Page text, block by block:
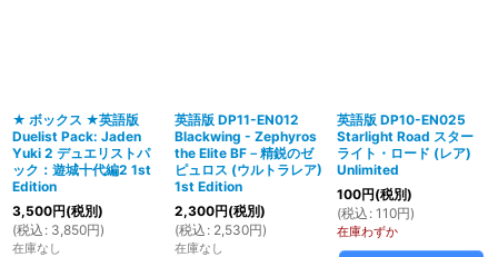
★ ボックス ★英語版
Duelist Pack: Jaden
Yuki 2 デュエリストパ
ック：遊城十代編2 1st
Edition
3,500円(税別)
(税込 : 3,850円)
在庫なし
英語版 DP11-EN012
Blackwing - Zephyros
the Elite BF－精鋭のゼ
ピュロス (ウルトラレア)
1st Edition
2,300円(税別)
(税込 : 2,530円)
在庫なし
英語版 DP10-EN025
Starlight Road スター
ライト・ロード (レア)
Unlimited
100円(税別)
(税込 : 110円)
在庫わずか